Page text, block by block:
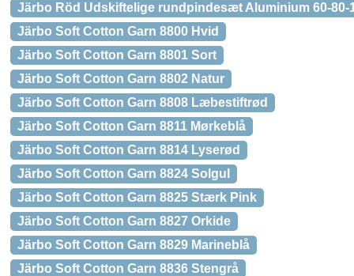
Järbo Röd Udskiftelige rundpindesæt Aluminium 60-80-
Järbo Soft Cotton Garn 8800 Hvid
Järbo Soft Cotton Garn 8801 Sort
Järbo Soft Cotton Garn 8802 Natur
Järbo Soft Cotton Garn 8808 Læbestiftrød
Järbo Soft Cotton Garn 8811 Mørkeblå
Järbo Soft Cotton Garn 8814 Lyserød
Järbo Soft Cotton Garn 8824 Solgul
Järbo Soft Cotton Garn 8825 Stærk Pink
Järbo Soft Cotton Garn 8827 Orkide
Järbo Soft Cotton Garn 8829 Marineblå
Järbo Soft Cotton Garn 8836 Stengrå